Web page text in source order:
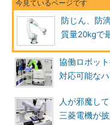
防じん、防
質量20kgで
協働ロボッ
対応可能な
人が邪魔し
三菱電機が